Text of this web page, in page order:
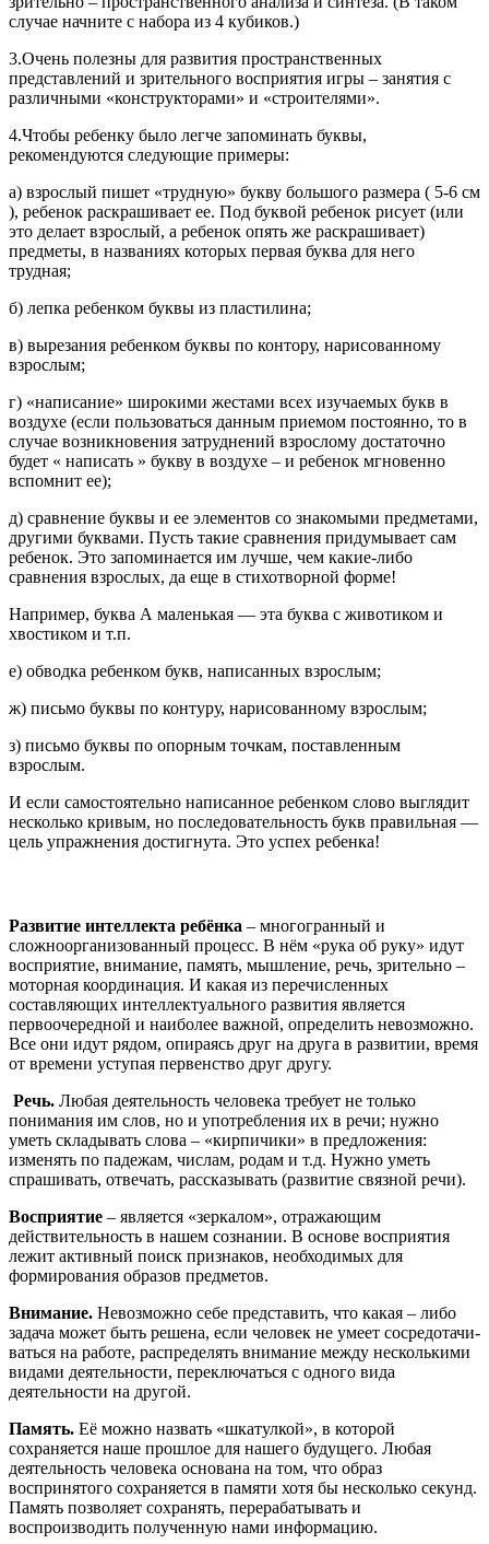
случае начните с набора из 4 кубиков.)
3.Очень полезны для развития пространственных
представлений и зрительного восприятия игры – занятия с
различными «конструкторами» и «строителями».
4.Чтобы ребенку было легче запоминать буквы,
рекомендуются следующие примеры:
а) взрослый пишет «трудную» букву большого размера ( 5-6 см
), ребенок раскрашивает ее. Под буквой ребенок рисует (или
это делает взрослый, а ребенок опять же раскрашивает)
предметы, в названиях которых первая буква для него
трудная;
б) лепка ребенком буквы из пластилина;
в) вырезания ребенком буквы по контору, нарисованному
взрослым;
г) «написание» широкими жестами всех изучаемых букв в
воздухе (если пользоваться данным приемом постоянно, то в
случае возникновения затруднений взрослому достаточно
будет « написать » букву в воздухе – и ребенок мгновенно
вспомнит ее);
д) сравнение буквы и ее элементов со знакомыми предметами,
другими буквами. Пусть такие сравнения придумывает сам
ребенок. Это запоминается им лучше, чем какие-либо
сравнения взрослых, да еще в стихотворной форме!
Например, буква А маленькая — эта буква с животиком и
хвостиком и т.п.
е) обводка ребенком букв, написанных взрослым;
ж) письмо буквы по контуру, нарисованному взрослым;
з) письмо буквы по опорным точкам, поставленным
взрослым.
И если самостоятельно написанное ребенком слово выглядит
несколько кривым, но последовательность букв правильная —
цель упражнения достигнута. Это успех ребенка!
Развитие интеллекта ребёнка – многогранный и
сложноорганизованный процесс. В нём «рука об руку» идут
восприятие, внимание, память, мышление, речь, зрительно –
моторная координация. И какая из перечисленных
составляющих интеллектуального развития является
первоочередной и наиболее важной, определить невозможно.
Все они идут рядом, опираясь друг на друга в развитии, время
от времени уступая первенство друг другу.
Речь. Любая деятельность человека требует не только
понимания им слов, но и употребления их в речи; нужно
уметь складывать слова – «кирпичики» в предложения:
изменять по падежам, числам, родам и т.д. Нужно уметь
спрашивать, отвечать, рассказывать (развитие связной речи).
Восприятие – является «зеркалом», отражающим
действительность в нашем сознании. В основе восприятия
лежит активный поиск признаков, необходимых для
формирования образов предметов.
Внимание. Невозможно себе представить, что какая – либо
задача может быть решена, если человек не умеет сосредотачи-
ваться на работе, распределять внимание между несколькими
видами деятельности, переключаться с одного вида
деятельности на другой.
Память. Её можно назвать «шкатулкой», в которой
сохраняется наше прошлое для нашего будущего. Любая
деятельность человека основана на том, что образ
воспринятого сохраняется в памяти хотя бы несколько секунд.
Память позволяет сохранять, перерабатывать и
воспроизводить полученную нами информацию.